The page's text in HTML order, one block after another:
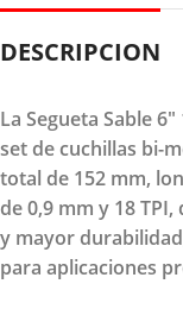
DESCRIPCION
La Segueta Sable
set de cuchillas bi-
total de 152 mm,
de 0,9 mm y 18
y mayor
para aplicaciones